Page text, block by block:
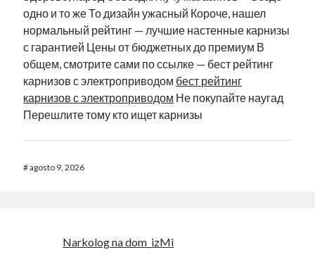
одно и то же То дизайн ужасный Короче, нашел
нормальный рейтинг — лучшие настенные карнизы
с гарантией Цены от бюджетных до премиум В
общем, смотрите сами по ссылке — бест рейтинг
карнизов с электроприводом бест рейтинг
карнизов с электроприводом Не покупайте наугад
Перешлите тому кто ищет карнизы
#agosto 9, 2026
Narkolog na dom_izMi